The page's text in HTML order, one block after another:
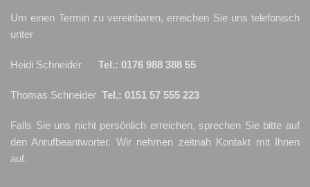
Um einen Termin zu vereinbaren, erreichen Sie uns telefonisch
unter
Heidi Schneider Tel.: 0176 988 388 55
Thomas Schneider Tel.: 0151 57 555 223
Falls Sie uns nicht persönlich erreichen, sprechen Sie bitte auf
den Anrufbeantworter. Wir nehmen zeitnah Kontakt mit Ihnen
auf.